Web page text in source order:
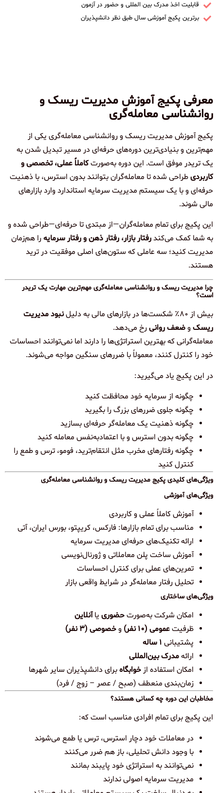
قابلیت اخذ مدرک بین المللی و حضور در آزمون
برترین پکیج آموزشی سال طبق نظر دانشپذیران
معرفی پکیج آموزش مدیریت ریسک و
روانشناسی معامله‌گری
پکیج آموزش مدیریت ریسک و روانشناسی معامله‌گری یکی از
مهم‌ترین و بنیادی‌ترین دوره‌های حرفه‌ای در مسیر تبدیل شدن به
یک تریدر موفق است. این دوره به‌صورتکاملاً عملی، تخصصی و
کاربردیطراحی شده تا معامله‌گران بتوانند بدون استرس، با ذهنیت
حرفه‌ای و با یک سیستم مدیریت سرمایه استاندارد وارد بازارهای
مالی شوند.
این پکیج برای تمام معامله‌گران—از مبتدی تا حرفه‌ای—طراحی شده و
به شما کمک می‌کندرفتار بازار، رفتار ذهن و رفتار سرمایهرا هم‌زمان
مدیریت کنید؛ سه عاملی که ستون‌های اصلی موفقیت در ترید
هستند.
چرا مدیریت ریسک و روانشناسی معامله‌گری مهم‌ترین مهارت یک تریدر
است؟
بیش از ۸۰٪ شکست‌ها در بازارهای مالی به دلیل
نبود مدیریت
ریسکوضعف روانیرخ می‌دهد.
معامله‌گرانی که بهترین استراتژی‌ها را دارند اما نمی‌توانند احساسات
خود را کنترل کنند، معمولاً با ضررهای سنگین مواجه می‌شوند.
در این پکیج یاد می‌گیرید:
چگونه از سرمایه خود محافظت کنید
چگونه جلوی ضررهای بزرگ را بگیرید
چگونه ذهنیت یک معامله‌گر حرفه‌ای بسازید
چگونه بدون استرس و با اعتمادبه‌نفس معامله کنید
چگونه رفتارهای مخرب مثل انتقام‌ترید، فومو، ترس و طمع را
کنترل کنید
ویژگی‌های کلیدی پکیج مدیریت ریسک و روانشناسی معامله‌گری
ویژگی‌های آموزشی
آموزش کاملاً عملی و کاربردی
مناسب برای تمام بازارها: فارکس، کریپتو، بورس ایران، آتی
ارائه تکنیک‌های حرفه‌ای مدیریت سرمایه
آموزش ساخت پلن معاملاتی و ژورنال‌نویسی
تمرین‌های عملی برای کنترل احساسات
تحلیل رفتار معامله‌گر در شرایط واقعی بازار
ویژگی‌های ساختاری
امکان شرکت به‌صورتحضوری یاآنلاین
ظرفیتعمومی (۱۰ نفر) وخصوصی (۳ نفر)
پشتیبانی ۱ ساله
ارائهمدرک بین‌المللی
امکان استفاده از خوابگاهبرای دانشپذیران سایر شهرها
زمان‌بندی منعطف (صبح / عصر – زوج / فرد)
مخاطبان این دوره چه کسانی هستند؟
این پکیج برای تمام افرادی مناسب است که:
در معاملات خود دچار استرس، ترس یا طمع می‌شوند
با وجود دانش تحلیلی، باز هم ضرر می‌کنند
نمی‌توانند به استراتژی خود پایبند بمانند
مدیریت سرمایه اصولی ندارند